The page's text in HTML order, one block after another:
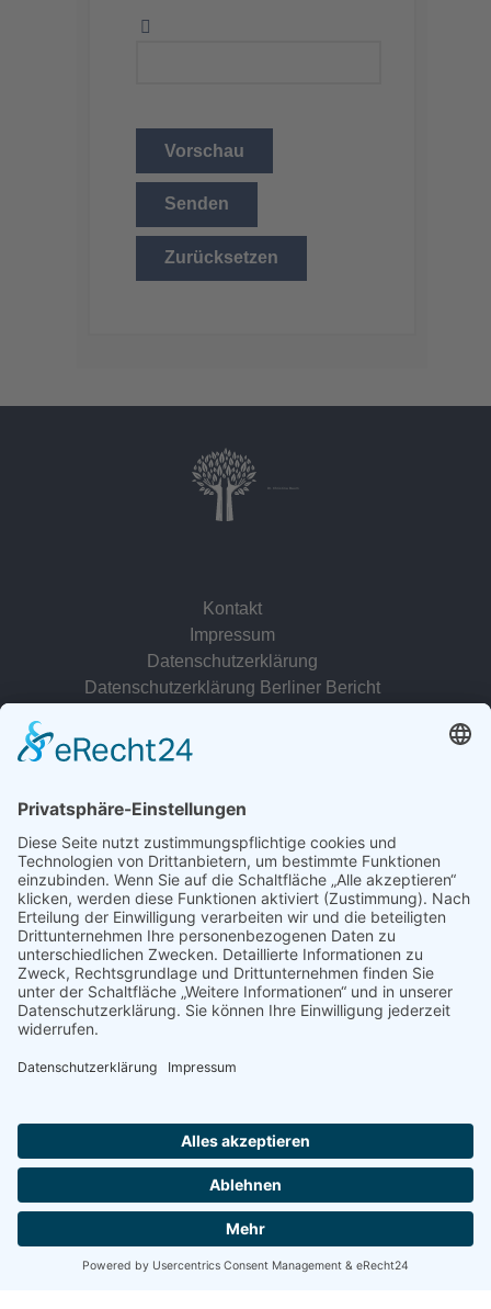
Vorschau
Senden
Zurücksetzen
Dr. Christina Baum
Kontakt
Impressum
Datenschutzerklärung
Datenschutzerklärung Berliner Bericht
© 2022 - 2026 Dr. Christina Baum. Alle Rechte vorbehalten.